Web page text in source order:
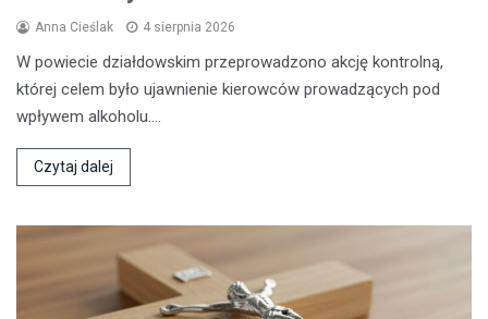
Anna Cieślak 4 sierpnia 2026
W powiecie działdowskim przeprowadzono akcję kontrolną,
której celem było ujawnienie kierowców prowadzących pod
wpływem alkoholu.…
Czytaj dalej